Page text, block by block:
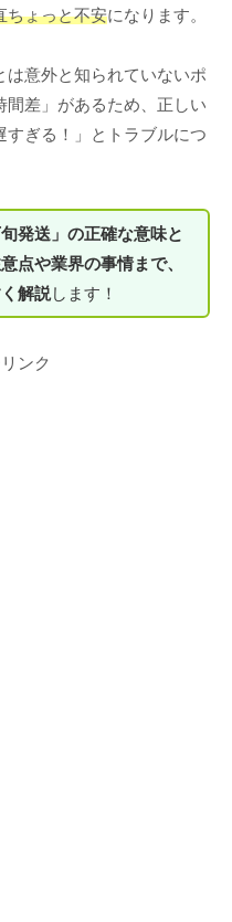
ちょっと不安になります。
は意外と知られていないポ
間差」があるため、正しい
ぎる！」とトラブルにつ
旬発送」の正確な意味と
点や業界の事情まで、
解説します！
ンク